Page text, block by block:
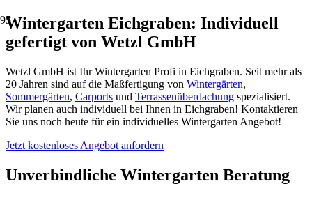
Wintergarten Eichgraben: Individuell
gefertigt von Wetzl GmbH
Wetzl GmbH ist Ihr Wintergarten Profi in Eichgraben. Seit mehr als
20 Jahren sind auf die Maßfertigung von Wintergärten,
Sommergärten, Carports und Terrassenüberdachung spezialisiert.
Wir planen auch individuell bei Ihnen in Eichgraben! Kontaktieren
Sie uns noch heute für ein individuelles Wintergarten Angebot!
Jetzt kostenloses Angebot anfordern
Unverbindliche Wintergarten Beratung